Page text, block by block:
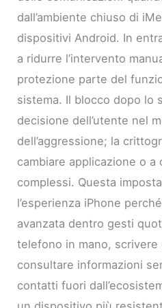
dall’ambiente chiuso di
dispositivi Android. In
a ridurre l’intervento
protezione parte del
sistema. Il blocco dopo lo
decisione dell’utente nel
dell’aggressione; la
cambiare applicazione o
complessi. Questa
l’esperienza iPhone
avanzata dentro gesti
telefono in mano, scrivere
consultare informazioni
contatti fuori